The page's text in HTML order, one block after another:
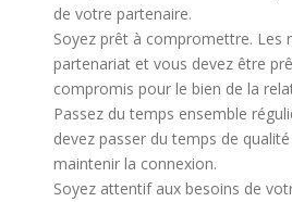
de votre partenaire.
Soyez prêt à compromettre. Les
partenariat et vous devez être
compromis pour le bien de la
Passez du temps ensemble
devez passer du temps de
maintenir la connexion.
Soyez attentif aux besoins de